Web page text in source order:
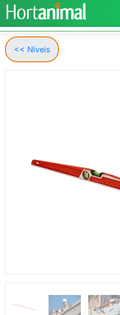
<< Níveis